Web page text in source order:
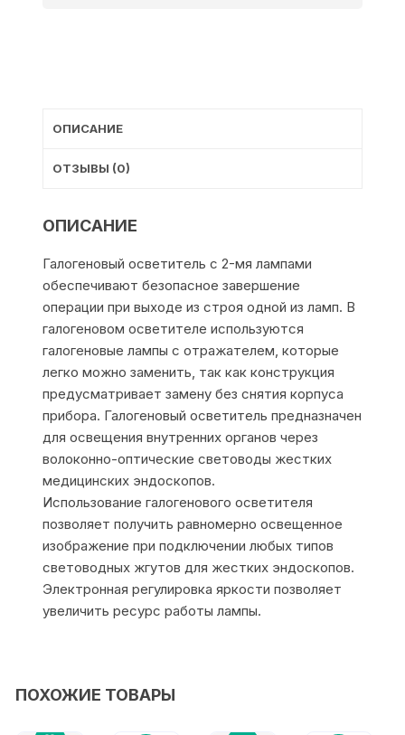
ОПИСАНИЕ
ОТЗЫВЫ (0)
ОПИСАНИЕ
Галогеновый осветитель с 2-мя лампами
обеспечивают безопасное завершение
операции при выходе из строя одной из ламп. В
галогеновом осветителе используются
галогеновые лампы с отражателем, которые
легко можно заменить, так как конструкция
предусматривает замену без снятия корпуса
прибора. Галогеновый осветитель предназначен
для освещения внутренних органов через
волоконно-оптические световоды жестких
медицинских эндоскопов.
Использование галогенового осветителя
позволяет получить равномерно освещенное
изображение при подключении любых типов
световодных жгутов для жестких эндоскопов.
Электронная регулировка яркости позволяет
увеличить ресурс работы лампы.
ПОХОЖИЕ ТОВАРЫ